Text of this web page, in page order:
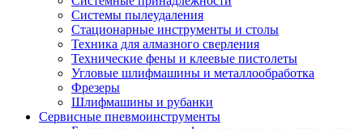
Системы пылеудаления
Стационарные инструменты и столы
Техника для алмазного сверления
Технические фены и клеевые пистолеты
Угловые шлифмашины и металлообработка
Фрезеры
Шлифмашины и рубанки
Сервисные пневмоинструменты